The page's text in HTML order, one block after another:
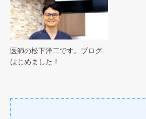
医師の松下洋二です。ブログ
はじめました！